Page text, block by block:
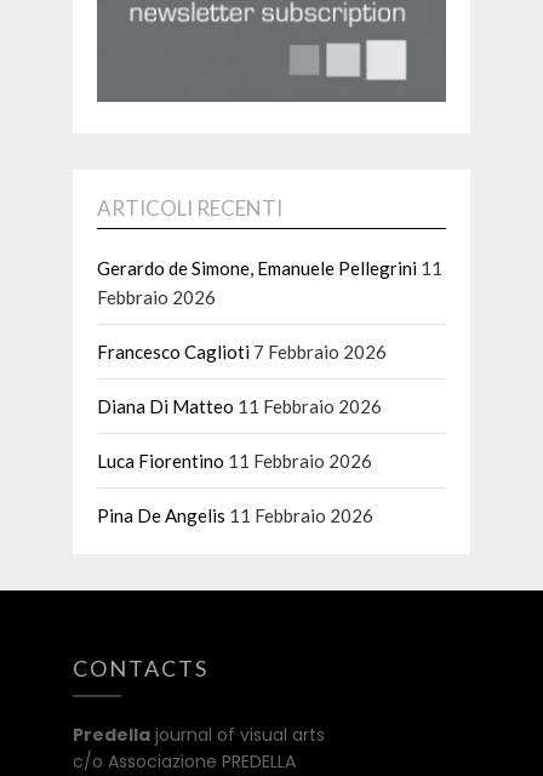
ARTICOLI RECENTI
Gerardo de Simone, Emanuele Pellegrini 11
Febbraio 2026
Francesco Caglioti 7 Febbraio 2026
Diana Di Matteo 11 Febbraio 2026
Luca Fiorentino 11 Febbraio 2026
Pina De Angelis 11 Febbraio 2026
CONTACTS
Predella journal of visual arts
c/o Associazione PREDELLA